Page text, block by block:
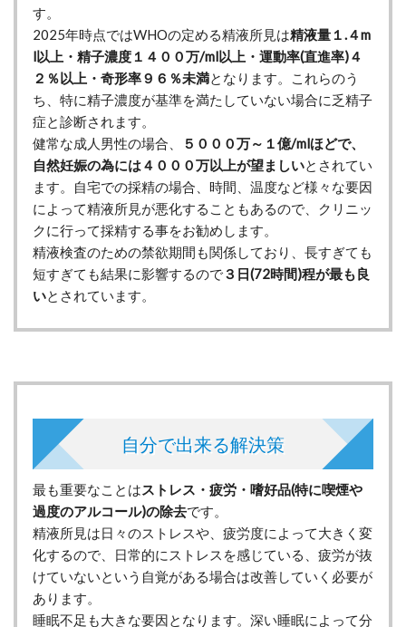
す。
2025年時点ではWHOの定める精液所見は精液量１.４m
l以上・精子濃度１４００万/ml以上・運動率(直進率)４
２％以上・奇形率９６％未満となります。これらのう
ち、特に精子濃度が基準を満たしていない場合に乏精子
症と診断されます。
健常な成人男性の場合、
５０００万～１億/mlほどで、
自然妊娠の為には４０００万以上が望ましいとされてい
ます。自宅での採精の場合、時間、温度など様々な要因
によって精液所見が悪化することもあるので、クリニッ
クに行って採精する事をお勧めします。
精液検査のための禁欲期間も関係しており、長すぎても
短すぎても結果に影響するので３日(72時間)程が最も良
いとされています。
自分で出来る解決策
最も重要なことはストレス・疲労・嗜好品(特に喫煙や
過度のアルコール)の除去です。
精液所見は日々のストレスや、疲労度によって大きく変
化するので、日常的にストレスを感じている、疲労が抜
けていないという自覚がある場合は改善していく必要が
あります。
睡眠不足も大きな要因となります。深い睡眠によって分